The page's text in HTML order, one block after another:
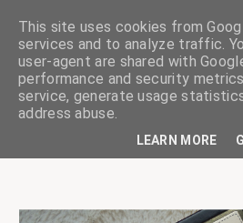
This site uses cookies from
services and to analyze traffic.
user-agent are shared with
performance and security
service, generate usage
address abuse.
LEARN MORE